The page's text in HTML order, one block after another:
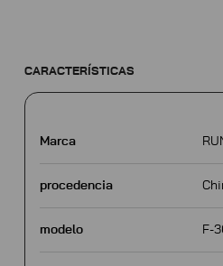
CARACTERÍSTICAS
Marca
procedencia
modelo F-